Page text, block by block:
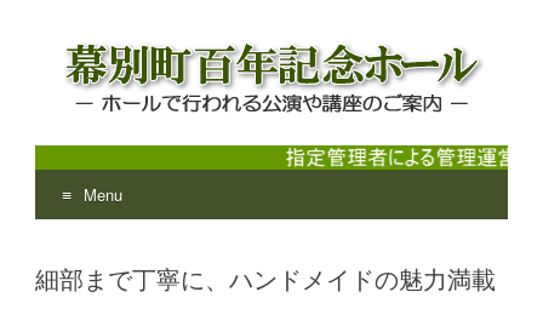
幕別町百年記念ホール
ホールで行われる公演や講座のご案内
Menu
to
content
細部まで丁寧に、ハンドメイドの魅力満載